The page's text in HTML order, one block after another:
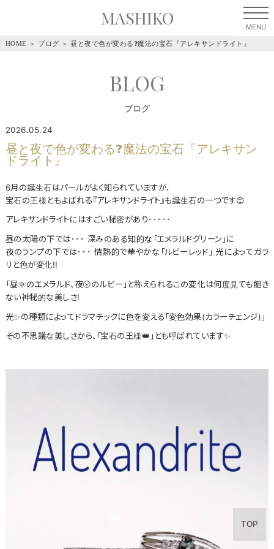
MASHIKO
HOME ＞ ブログ ＞昼と夜で色が変わる❓️魔法の宝石『アレキサンドライト』
BLOG
ブログ
2026.05.24
昼と夜で色が変わる❓️魔法の宝石『アレキサン
ドライト』
6月の誕生石はパールがよく知られていますが、
宝石の王様ともよばれる『アレキサンドライト』も誕生石の一つです😊
アレキサンドライトにはすごい秘密があり･････
昼の太陽の下では･･･ 深みのある知的な「エメラルドグリーン」に
夜のランプの下では･･･ 情熱的で華やかな「ルビーレッド」 光によってガラ
リと色が変化!!
「昼🌞のエメラルド、夜🌝のルビー」と称えられるこの変化は何度見ても飽き
ない神秘的な美しさ!
光✨の種類によってドラマチックに色を変える「変色効果(カラーチェンジ)」
その不思議な美しさから、「宝石の王様👑」とも呼ばれています✨
TOP